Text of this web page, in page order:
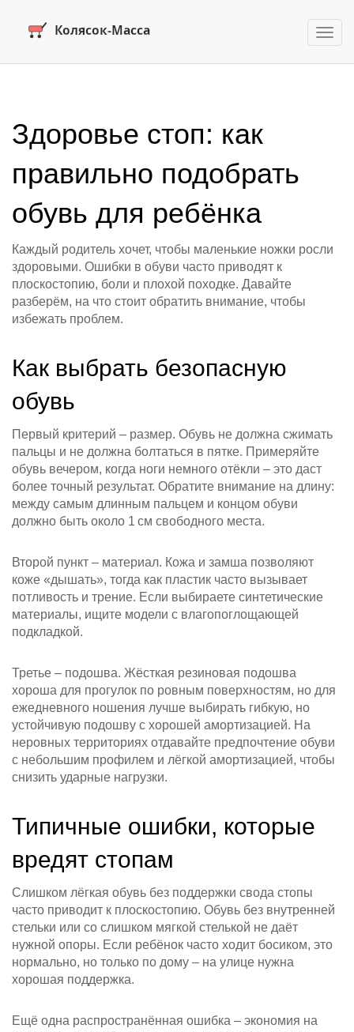
Здоровье стоп: как
правильно подобрать
обувь для ребёнка
Каждый родитель хочет, чтобы маленькие ножки росли
здоровыми. Ошибки в обуви часто приводят к
плоскостопию, боли и плохой походке. Давайте
разберём, на что стоит обратить внимание, чтобы
избежать проблем.
Как выбрать безопасную
обувь
Первый критерий – размер. Обувь не должна сжимать
пальцы и не должна болтаться в пятке. Примеряйте
обувь вечером, когда ноги немного отёкли – это даст
более точный результат. Обратите внимание на длину:
между самым длинным пальцем и концом обуви
должно быть около 1 см свободного места.
Второй пункт – материал. Кожа и замша позволяют
коже «дышать», тогда как пластик часто вызывает
потливость и трение. Если выбираете синтетические
материалы, ищите модели с влагопоглощающей
подкладкой.
Третье – подошва. Жёсткая резиновая подошва
хороша для прогулок по ровным поверхностям, но для
ежедневного ношения лучше выбирать гибкую, но
устойчивую подошву с хорошей амортизацией. На
неровных территориях отдавайте предпочтение обуви
с небольшим профилем и лёгкой амортизацией, чтобы
снизить ударные нагрузки.
Типичные ошибки, которые
вредят стопам
Слишком лёгкая обувь без поддержки свода стопы
часто приводит к плоскостопию. Обувь без внутренней
стельки или со слишком мягкой стелькой не даёт
нужной опоры. Если ребёнок часто ходит босиком, это
нормально, но только по дому – на улице нужна
хорошая поддержка.
Ещё одна распространённая ошибка – экономия на